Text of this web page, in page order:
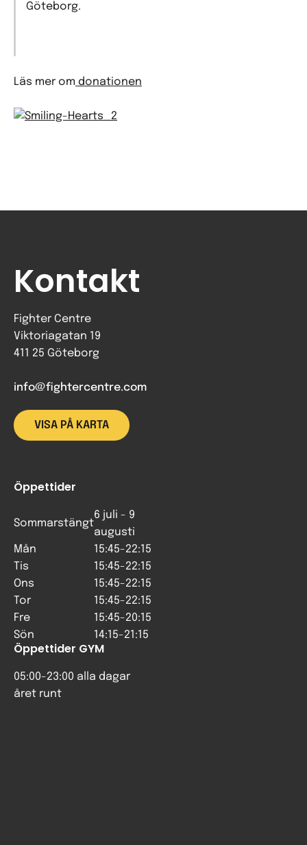
Göteborg.
Läs mer om donationen
Kontakt
Fighter Centre
Viktoriagatan 19
411 25 Göteborg
info@fightercentre.com
VISA PÅ KARTA
Öppettider
Sommarstängt
6 juli - 9
augusti
Mån
15:45-22:15
Tis
15:45-22:15
Ons
15:45-22:15
Tor
15:45-22:15
Fre
15:45-20:15
Sön
14:15-21:15
Öppettider GYM
05:00-23:00 alla dagar
året runt